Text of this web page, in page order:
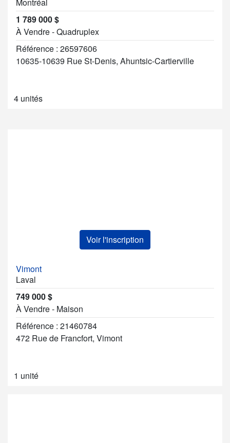
1 789 000 $
À Vendre - Quadruplex
Référence : 26597606
10635-10639 Rue St-Denis, Ahuntsic-Cartierville
4 unités
Voir l'inscription
Vimont
Laval
749 000 $
À Vendre - Maison
Référence : 21460784
472 Rue de Francfort, Vimont
1 unité